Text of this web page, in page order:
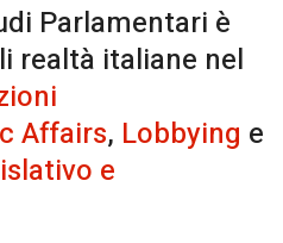
Parlamentari è
realtà italiane nel
Affairs, Lobbying e
e